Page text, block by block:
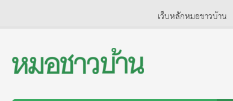
เว็บหลักหมอชาวบ้าน